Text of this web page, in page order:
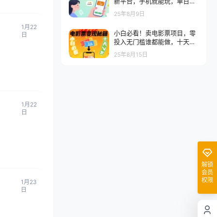
1月22
日
1月22
日
1月23
日
拿 50-3张 【揭秘】
25年8月9日
小白必看！卖电影票项目，零
投入无门槛谁都能做，十天到
手 7k，照做就行【揭秘】
25年8月15日
解锁
会员
权限